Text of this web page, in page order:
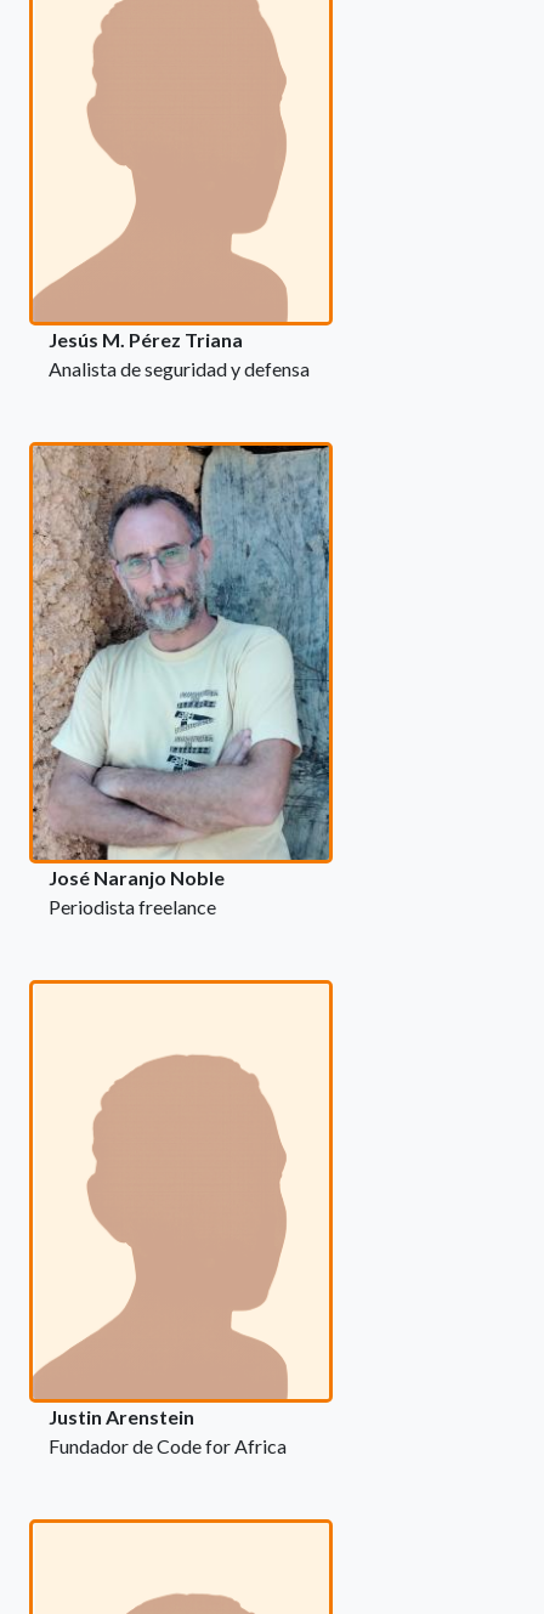
Jesús M. Pérez Triana
Analista de seguridad y defensa
José Naranjo Noble
Periodista freelance
Justin Arenstein
Fundador de Code for Africa